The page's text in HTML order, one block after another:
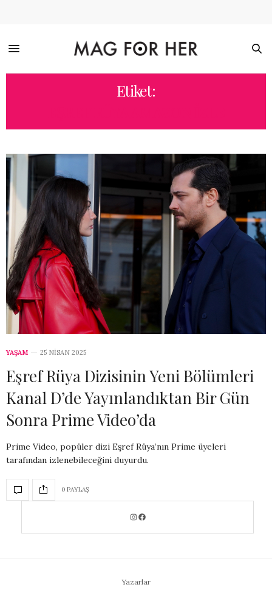
Etiket:
YAŞAM 25 NISAN 2025
Eşref Rüya Dizisinin Yeni Bölümleri
Kanal D’de Yayınlandıktan Bir Gün
Sonra Prime Video’da
Prime Video, popüler dizi Eşref Rüya’nın Prime üyeleri
tarafından izlenebileceğini duyurdu.
0 PAYLAŞ
Yazarlar